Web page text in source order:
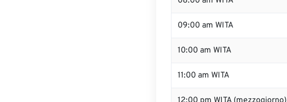
09:00 am WITA
10:00 am WITA
11:00 am WITA